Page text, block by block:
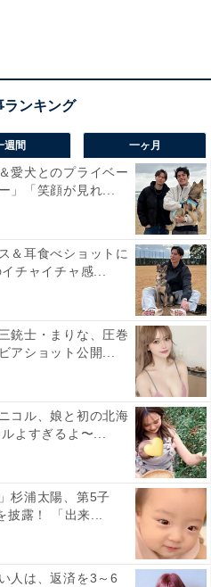
週間 一ヶ月
愛犬とのプライベー
」「笑顔が見れ...
＆耳食べショットに
チャイチャ感...
銃士・まりな、圧巻
アショット公開...
コル、娘と初の北海
よすぎるよ〜...
杉浦太陽、第5子
披露！ 「出来...
人は、返済を3～6